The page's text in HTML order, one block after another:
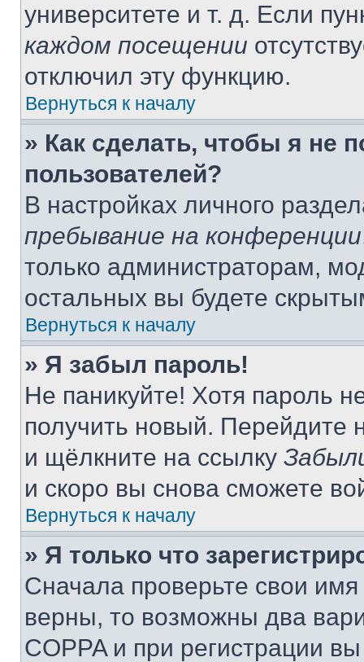
университете и т. д. Если
каждом посещении
отключил эту функцию.
Вернуться к началу
» Как сделать, чтобы я не
пользователей?
В настройках личного
пребывание на конференции
только администраторам,
остальных вы будете
Вернуться к началу
» Я забыл пароль!
Не паникуйте! Хотя пароль
получить новый. Перейдите
и щёлкните на ссылку
и скоро вы снова сможете
Вернуться к началу
» Я только что
Сначала проверьте свои
верны, то возможны два
COPPA и при регистрации